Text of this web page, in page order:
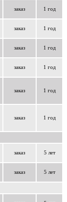
заказ 1 год
заказ 1 год
заказ 1 год
заказ 1 год
заказ 1 год
заказ 1 год
заказ 5 лет
заказ 5 лет